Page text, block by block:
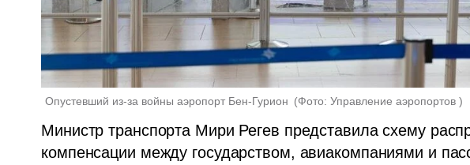
Опустевший из-за войны аэропорт Бен-Гурион (Фото: Управление аэропортов )
Министр транспорта Мири Регев представила схему
компенсации между государством, авиакомпаниями и